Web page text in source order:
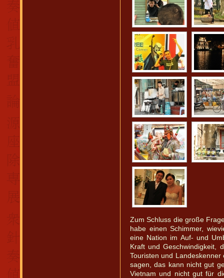
Zum Schluss die große
habe einen Schimmer,
eine Nation im Auf- und
Kraft und Geschwindigkeit,
Touristen und
sagen, das kann nicht gut
Vietnam und nicht gut für